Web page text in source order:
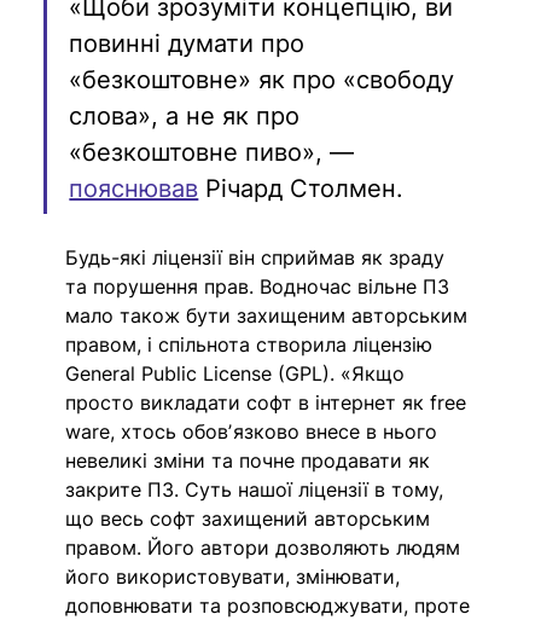
«Щоби зрозуміти концепцію, ви
повинні думати про
«безкоштовне» як про «свободу
слова», а не як про
«безкоштовне пиво», —
пояснював Річард Столмен.
Будь-які ліцензії він сприймав як зраду
та порушення прав. Водночас вільне ПЗ
мало також бути захищеним авторським
правом, і спільнота створила ліцензію
General Public License (GPL). «Якщо
просто викладати софт в інтернет як free
ware, хтось обовʼязково внесе в нього
невеликі зміни та почне продавати як
закрите ПЗ. Суть нашої ліцензії в тому,
що весь софт захищений авторським
правом. Його автори дозволяють людям
його використовувати, змінювати,
доповнювати та розповсюджувати, проте